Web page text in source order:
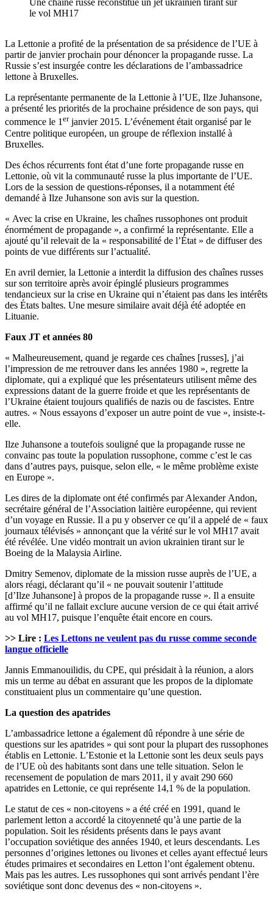
Une chaîne russe reconstitue un jet ukrainien tirant sur
le vol MH17
La Lettonie a profité de la présentation de sa présidence de l’UE à
partir de janvier prochain pour dénoncer la propagande russe. La
Russie s’est insurgée contre les déclarations de l’ambassadrice
lettone à Bruxelles.
La représentante permanente de la Lettonie à l’UE, Ilze Juhansone,
a présenté les priorités de la prochaine présidence de son pays, qui
commence le 1erjanvier 2015. L’événement était organisé par le
Centre politique européen, un groupe de réflexion installé à
Bruxelles.
Des échos récurrents font état d’une forte propagande russe en
Lettonie, où vit la communauté russe la plus importante de l’UE.
Lors de la session de questions-réponses, il a notamment été
demandé à Ilze Juhansone son avis sur la question.
« Avec la crise en Ukraine, les chaînes russophones ont produit
énormément de propagande », a confirmé la représentante. Elle a
ajouté qu’il relevait de la « responsabilité de l’État » de diffuser des
points de vue différents sur l’actualité.
En avril dernier, la Lettonie a interdit la diffusion des chaînes russes
sur son territoire après avoir épinglé plusieurs programmes
tendancieux sur la crise en Ukraine qui n’étaient pas dans les intérêts
des États baltes. Une mesure similaire avait déjà été adoptée en
Lituanie.
Faux JT et années 80
« Malheureusement, quand je regarde ces chaînes [russes], j’ai
l’impression de me retrouver dans les années 1980 », regrette la
diplomate, qui a expliqué que les présentateurs utilisent même des
expressions datant de la guerre froide et que les représentants de
l’Ukraine étaient toujours qualifiés de nazis ou de fascistes. Entre
autres. « Nous essayons d’exposer un autre point de vue », insiste-t-
elle.
Ilze Juhansone a toutefois souligné que la propagande russe ne
convainc pas toute la population russophone, comme c’est le cas
dans d’autres pays, puisque, selon elle, « le même problème existe
en Europe ».
Les dires de la diplomate ont été confirmés par Alexander Andon,
secrétaire général de l’Association laitière européenne, qui revient
d’un voyage en Russie. Il a pu y observer ce qu’il a appelé de « faux
journaux télévisés » annonçant que la vérité sur le vol MH17 avait
été révélée. Une vidéo montrait un avion ukrainien tirant sur le
Boeing de la Malaysia Airline.
Dmitry Semenov, diplomate de la mission russe auprès de l’UE, a
alors réagi, déclarant qu’il « ne pouvait soutenir l’attitude
[d’Ilze Juhansone] à propos de la propagande russe ». Il a ensuite
affirmé qu’il ne fallait exclure aucune version de ce qui était arrivé
au vol MH17, puisque l’enquête était encore en cours.
>> Lire : Les Lettons ne veulent pas du russe comme seconde
langue officielle
Jannis Emmanouilidis, du CPE, qui présidait à la réunion, a alors
mis un terme au débat en assurant que les propos de la diplomate
constituaient plus un commentaire qu’une question.
La question des apatrides
L’ambassadrice lettone a également dû répondre à une série de
questions sur les apatrides » qui sont pour la plupart des russophones
établis en Lettonie. L’Estonie et la Lettonie sont les deux seuls pays
de l’UE où des habitants sont dans une telle situation. Selon le
recensement de population de mars 2011, il y avait 290 660
apatrides en Lettonie, ce qui représente 14,1 % de la population.
Le statut de ces « non-citoyens » a été créé en 1991, quand le
parlement letton a accordé la citoyenneté qu’à une partie de la
population. Soit les résidents présents dans le pays avant
l’occupation soviétique des années 1940, et leurs descendants. Les
personnes d’origines lettones ou livones et celles ayant effectué leurs
études primaires et secondaires en Letton l’ont également obtenu.
Mais pas les autres. Les russophones qui sont arrivés pendant l’ère
soviétique sont donc devenus des « non-citoyens ».